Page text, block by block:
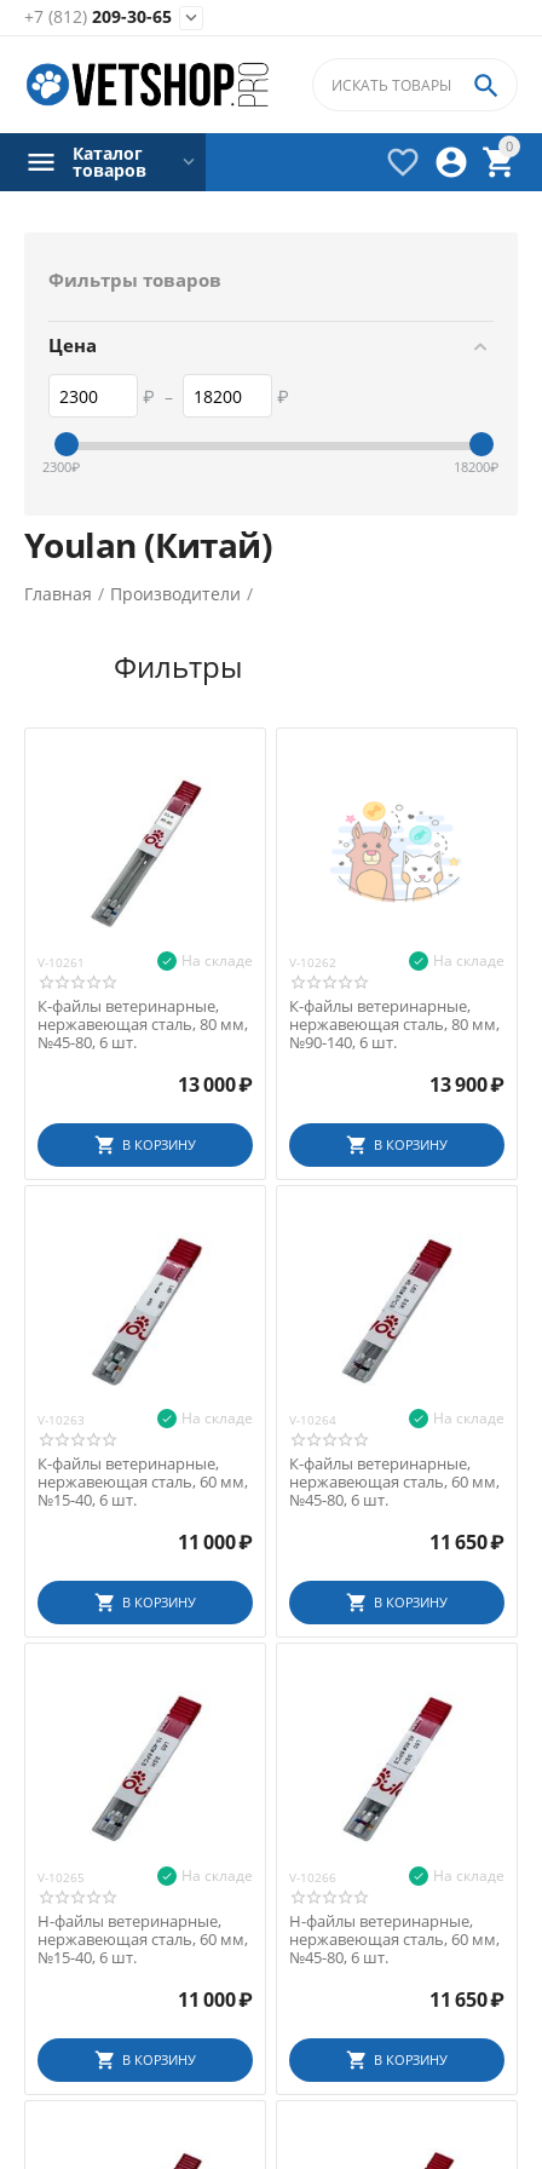
+7 (812) 209-30-65 
0




Каталог
товаров
Фильтры товаров
Цена
₽ – ₽
2300₽ 18200₽
Youlan (Китай)
Главная / Производители /
V-10261 На складе
К-файлы ветеринарные,
нержавеющая сталь, 80 мм,
№45-80, 6 шт.
13 000₽
В КОРЗИНУ
V-10262 На складе
К-файлы ветеринарные,
нержавеющая сталь, 80 мм,
№90-140, 6 шт.
13 900₽
В КОРЗИНУ
V-10263 На складе
К-файлы ветеринарные,
нержавеющая сталь, 60 мм,
№15-40, 6 шт.
11 000₽
В КОРЗИНУ
V-10264 На складе
К-файлы ветеринарные,
нержавеющая сталь, 60 мм,
№45-80, 6 шт.
11 650₽
В КОРЗИНУ
V-10265 На складе
Н-файлы ветеринарные,
нержавеющая сталь, 60 мм,
№15-40, 6 шт.
11 000₽
В КОРЗИНУ
V-10266 На складе
Н-файлы ветеринарные,
нержавеющая сталь, 60 мм,
№45-80, 6 шт.
11 650₽
В КОРЗИНУ